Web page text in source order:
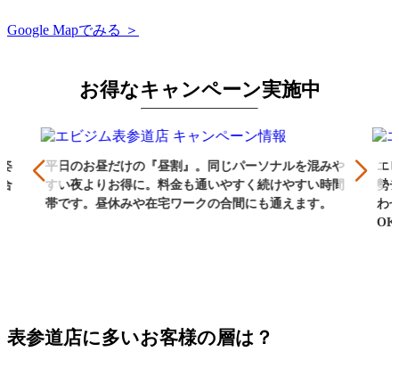
Google Mapでみる ＞
お得なキャンペーン実施中
エビジムをお得に体験できるキャンペーン実施中。姿
勢チェック→トレーニングまで60分。目的と体力に合
わせて無理なく進めます。ウェア貸出ありで手ぶら
平
す
帯
表参道店に多いお客様の層は？